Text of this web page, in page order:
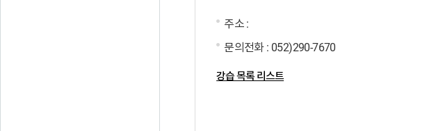
주소 :
문의전화 : 052)290-7670
강습 목록 리스트